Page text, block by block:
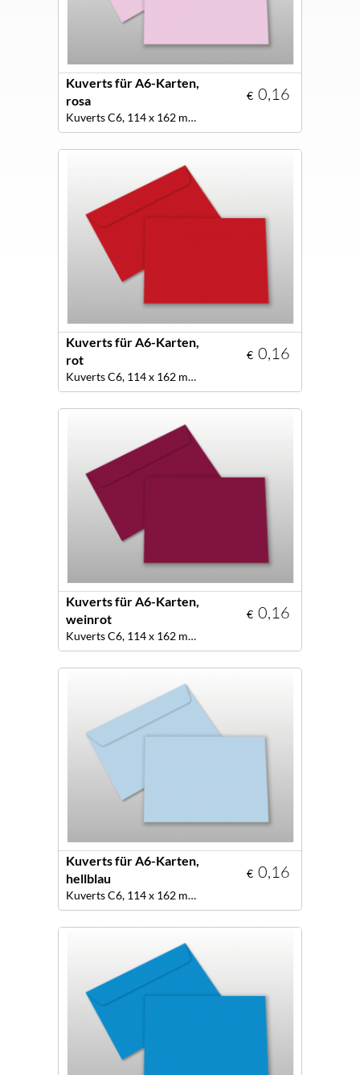
€ 0,16
Kuverts für A6-Karten,
rosa
Kuverts C6, 114 x 162 mm, Farbe rosa
€ 0,16
Kuverts für A6-Karten,
rot
Kuverts C6, 114 x 162 mm, Farbe rot
€ 0,16
Kuverts für A6-Karten,
weinrot
Kuverts C6, 114 x 162 mm, Farbe weinrot
€ 0,16
Kuverts für A6-Karten,
hellblau
Kuverts C6, 114 x 162 mm, Farbe hellblau